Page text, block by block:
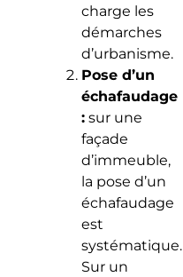
charge les
démarches
d’urbanisme.
Pose d’un
échafaudage
:sur une
façade
d’immeuble,
la pose d’un
échafaudage
est
systématique.
Sur un